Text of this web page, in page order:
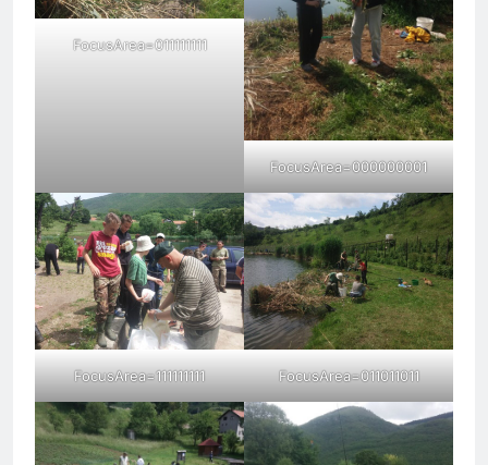
FocusArea=011111111
FocusArea=000000001
FocusArea=111111111 FocusArea=011011011